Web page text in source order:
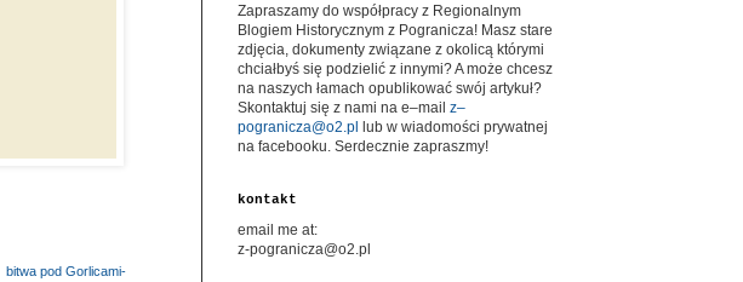
bitwa pod Gorlicami-
Zapraszamy do współpracy z Regionalnym
Blogiem Historycznym z Pogranicza! Masz stare
zdjęcia, dokumenty związane z okolicą którymi
chciałbyś się podzielić z innymi? A może chcesz
na naszych łamach opublikować swój artykuł?
Skontaktuj się z nami na e–mail z–
pogranicza@o2.pl
lub w wiadomości prywatnej
na facebooku. Serdecznie zapraszmy!
kontakt
email me at:
z-pogranicza@o2.pl